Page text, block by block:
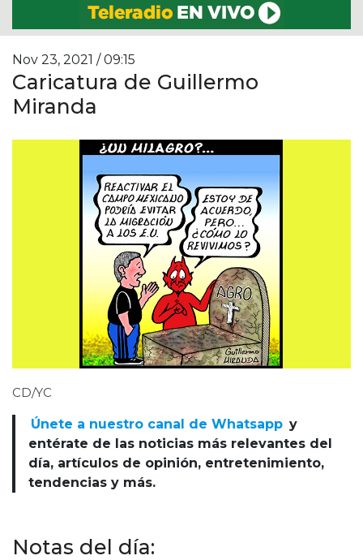
Nov 23, 2021 / 09:15
Caricatura de Guillermo
Miranda
CD/YC
Únete a nuestro canal de Whatsapp y
entérate de las noticias más relevantes del
día, artículos de opinión, entretenimiento,
tendencias y más.
Notas del día: